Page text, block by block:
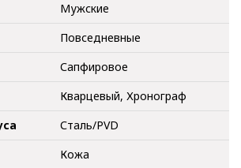
Мужские
Повседневные
Сапфировое
Кварцевый, Хронограф
Сталь/PVD
Кожа